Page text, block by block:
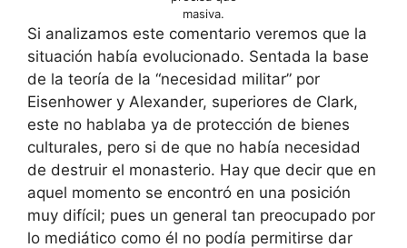
masiva.
Si analizamos este comentario veremos que la
situación había evolucionado. Sentada la base
de la teoría de la “necesidad militar” por
Eisenhower y Alexander, superiores de Clark,
este no hablaba ya de protección de bienes
culturales, pero si de que no había necesidad
de destruir el monasterio. Hay que decir que en
aquel momento se encontró en una posición
muy difícil; pues un general tan preocupado por
lo mediático como él no podía permitirse dar